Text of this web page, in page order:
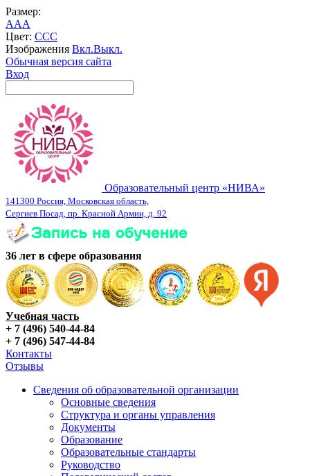
Размер:
AAA
Цвет: CCC
Изображения Вкл.Выкл.
Обычная версия сайта
Вход
Образовательный центр «НИВА»
141300 Россия, Московская область,
Сергиев Посад, пр. Красной Армии, д. 92
36 лет в сфере образования
Учебная часть
+ 7 (496) 540-44-84
+ 7 (496) 547-44-84
Контакты
Отзывы
Сведения об образовательной организации
Основные сведения
Структура и органы управления
Документы
Образование
Образовательные стандарты
Руководство